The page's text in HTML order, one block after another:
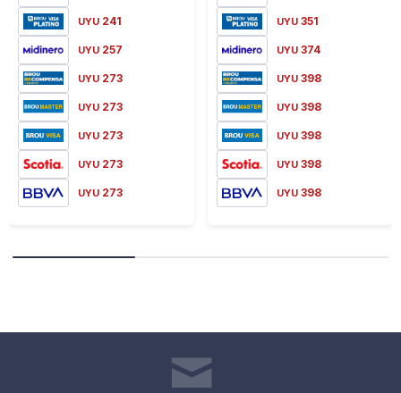
UYU 241
UYU 257
UYU 273
UYU 273
UYU 273
UYU 273
UYU 273
UYU 351
UYU 374
UYU 398
UYU 398
UYU 398
UYU 398
UYU 398